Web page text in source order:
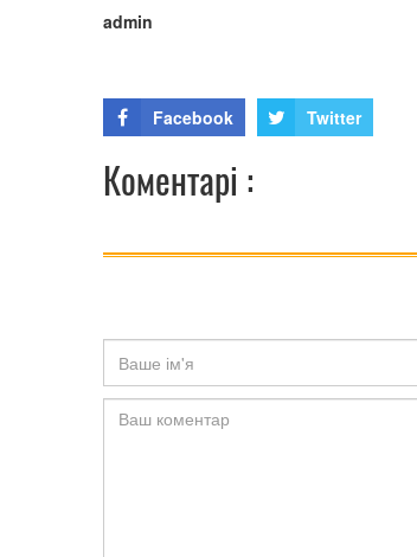
admin
Facebook Twitter
Коментарі :